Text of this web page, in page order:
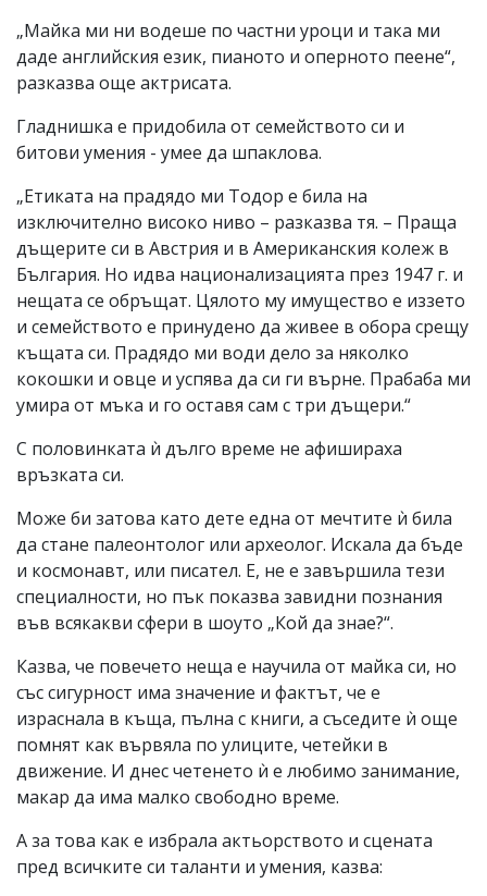
„Майка ми ни водеше по частни уроци и така ми
даде английския език, пианото и оперното пеене“,
разказва още актрисата.
Гладнишка е придобила от семейството си и
битови умения - умее да шпаклова.
„Етиката на прадядо ми Тодор е била на
изключително високо ниво – разказва тя. – Праща
дъщерите си в Австрия и в Американския колеж в
България. Но идва национализацията през 1947 г. и
нещата се обръщат. Цялото му имущество е иззето
и семейството е принудено да живее в обора срещу
къщата си. Прадядо ми води дело за няколко
кокошки и овце и успява да си ги върне. Прабаба ми
умира от мъка и го оставя сам с три дъщери.“
С половинката ѝ дълго време не афишираха
връзката си.
Може би затова като дете една от мечтите ѝ била
да стане палеонтолог или археолог. Искала да бъде
и космонавт, или писател. Е, не е завършила тези
специалности, но пък показва завидни познания
във всякакви сфери в шоуто „Кой да знае?“.
Казва, че повечето неща е научила от майка си, но
със сигурност има значение и фактът, че е
израснала в къща, пълна с книги, а съседите ѝ още
помнят как вървяла по улиците, четейки в
движение. И днес четенето ѝ е любимо занимание,
макар да има малко свободно време.
А за това как е избрала актьорството и сцената
пред всичките си таланти и умения, казва: